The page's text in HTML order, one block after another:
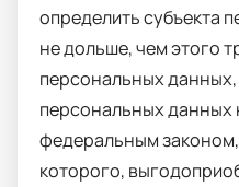
определить субъекта
не дольше, чем этого
персональных
персональных данных
федеральным
которого,